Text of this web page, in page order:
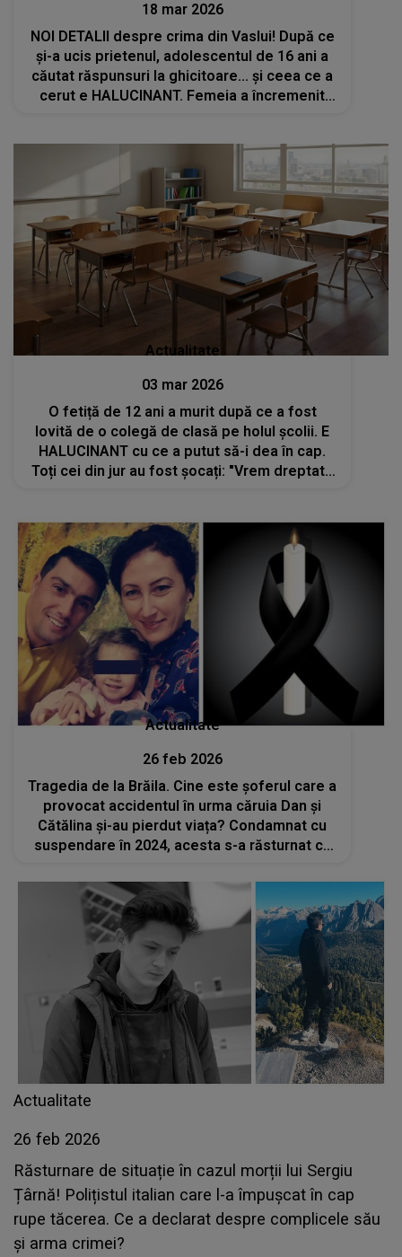
18 mar 2026
NOI DETALII despre crima din Vaslui! După ce
și-a ucis prietenul, adolescentul de 16 ani a
căutat răspunsuri la ghicitoare... și ceea ce a
cerut e HALUCINANT. Femeia a încremenit
Actualitate
03 mar 2026
O fetiță de 12 ani a murit după ce a fost
lovită de o colegă de clasă pe holul școlii. E
HALUCINANT cu ce a putut să-i dea în cap.
Toți cei din jur au fost șocați: "Vrem dreptate
Actualitate
26 feb 2026
Tragedia de la Brăila. Cine este șoferul care a
provocat accidentul în urma căruia Dan și
Cătălina și-au pierdut viața? Condamnat cu
suspendare în 2024, acesta s-a răsturnat cu
Actualitate
26 feb 2026
Răsturnare de situație în cazul morții lui Sergiu
Țârnă! Polițistul italian care l-a împușcat în cap
rupe tăcerea. Ce a declarat despre complicele său
și arma crimei?